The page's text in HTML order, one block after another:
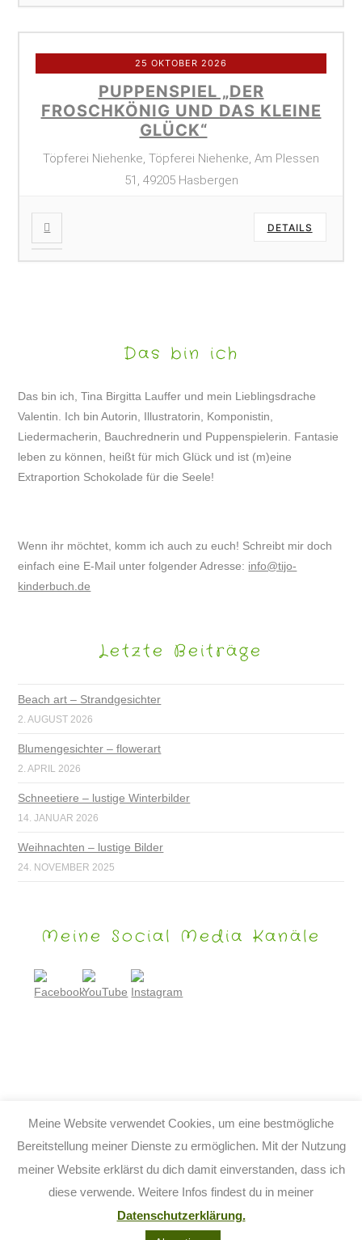
25 OKTOBER 2026
PUPPENSPIEL „DER
FROSCHKÖNIG UND DAS KLEINE
GLÜCK“
Töpferei Niehenke, Töpferei Niehenke, Am Plessen
51, 49205 Hasbergen
DETAILS
Das bin ich
Das bin ich, Tina Birgitta Lauffer und mein Lieblingsdrache
Valentin. Ich bin Autorin, Illustratorin, Komponistin,
Liedermacherin, Bauchrednerin und Puppenspielerin. Fantasie
leben zu können, heißt für mich Glück und ist (m)eine
Extraportion Schokolade für die Seele!
Wenn ihr möchtet, komm ich auch zu euch! Schreibt mir doch
einfach eine E-Mail unter folgender Adresse: info@tijo-
kinderbuch.de
Letzte Beiträge
Beach art – Strandgesichter
2. AUGUST 2026
Blumengesichter – flowerart
2. APRIL 2026
Schneetiere – lustige Winterbilder
14. JANUAR 2026
Weihnachten – lustige Bilder
24. NOVEMBER 2025
Meine Social Media Kanäle
Meine Website verwendet Cookies, um eine bestmögliche
Bereitstellung meiner Dienste zu ermöglichen. Mit der Nutzung
meiner Website erklärst du dich damit einverstanden, dass ich
diese verwende. Weitere Infos findest du in meiner
Datenschutzerklärung.